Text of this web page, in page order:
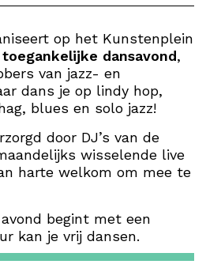
op het Kunstenplein
dansavond,
van jazz- en
dans je op lindy hop,
blues en solo jazz!
door DJ’s van de
wisselende live
harte welkom om mee te
begint met een
kan je vrij dansen.